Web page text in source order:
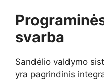
svarba
Sandėlio valdymo
yra pagrindinis